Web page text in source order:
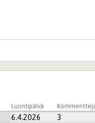
Luontipäivä
6.4.2026
3